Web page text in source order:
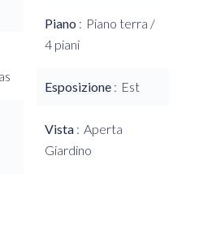
Piano
Piano terra /
4 piani
Esposizione Est
Vista
Aperta
Giardino